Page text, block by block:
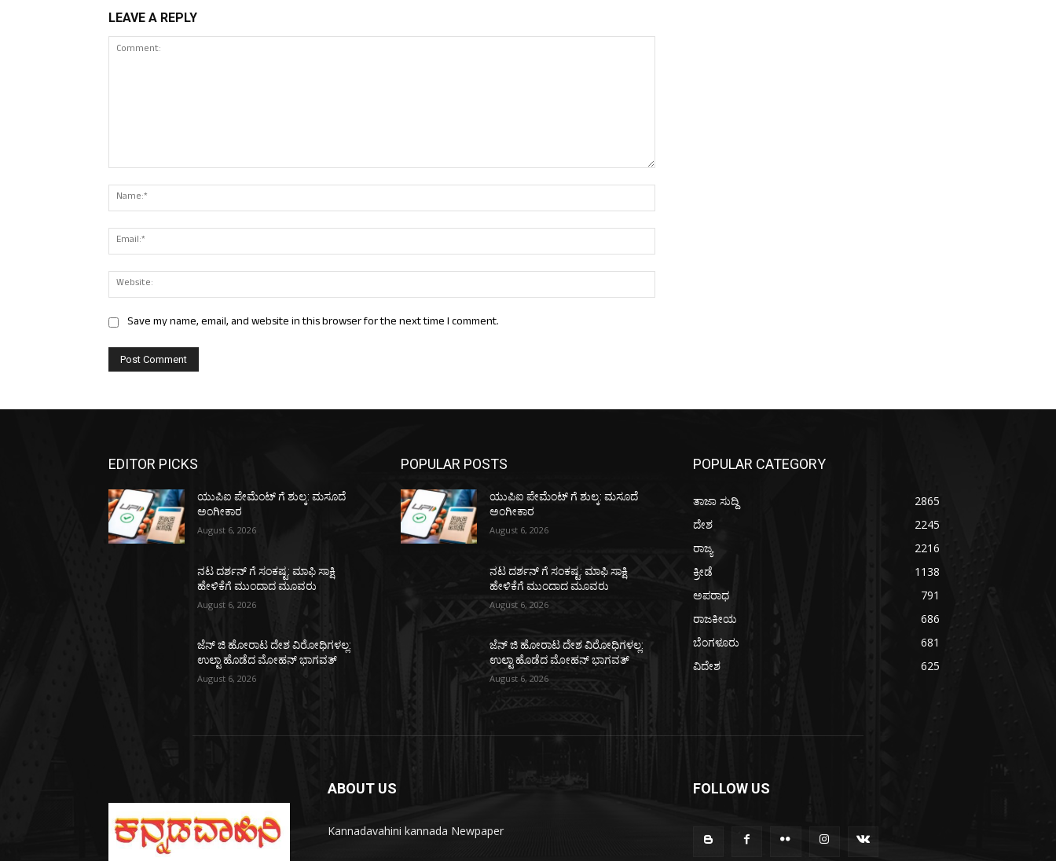
LEAVE A REPLY
Save my name, email, and website in this browser for the next time I comment.
EDITOR PICKS
ಯುಪಿಐ ಪೇಮೆಂಟ್ ಗೆ ಶುಲ್ಕ: ಮಸೂದೆ
ಅಂಗೀಕಾರ
August 6, 2026
ನಟ ದರ್ಶನ್ ಗೆ ಸಂಕಷ್ಟ: ಮಾಫಿ ಸಾಕ್ಷಿ
ಹೇಳಿಕೆಗೆ ಮುಂದಾದ ಮೂವರು
August 6, 2026
ಜೆನ್ ಜಿ ಹೋರಾಟ ದೇಶ ವಿರೋಧಿಗಳಲ್ಲ:
ಉಲ್ಟಾ ಹೊಡೆದ ಮೋಹನ್ ಭಾಗವತ್
August 6, 2026
POPULAR POSTS
ಯುಪಿಐ ಪೇಮೆಂಟ್ ಗೆ ಶುಲ್ಕ: ಮಸೂದೆ
ಅಂಗೀಕಾರ
August 6, 2026
ನಟ ದರ್ಶನ್ ಗೆ ಸಂಕಷ್ಟ: ಮಾಫಿ ಸಾಕ್ಷಿ
ಹೇಳಿಕೆಗೆ ಮುಂದಾದ ಮೂವರು
August 6, 2026
ಜೆನ್ ಜಿ ಹೋರಾಟ ದೇಶ ವಿರೋಧಿಗಳಲ್ಲ:
ಉಲ್ಟಾ ಹೊಡೆದ ಮೋಹನ್ ಭಾಗವತ್
August 6, 2026
POPULAR CATEGORY
ತಾಜಾ ಸುದ್ದಿ
2865
ದೇಶ
2245
ರಾಜ್ಯ
2216
ಕ್ರೀಡೆ
1138
ಅಪರಾಧ
791
ರಾಜಕೀಯ
686
ಬೆಂಗಳೂರು
681
ವಿದೇಶ
625
ABOUT US
Kannadavahini kannada Newpaper
FOLLOW US